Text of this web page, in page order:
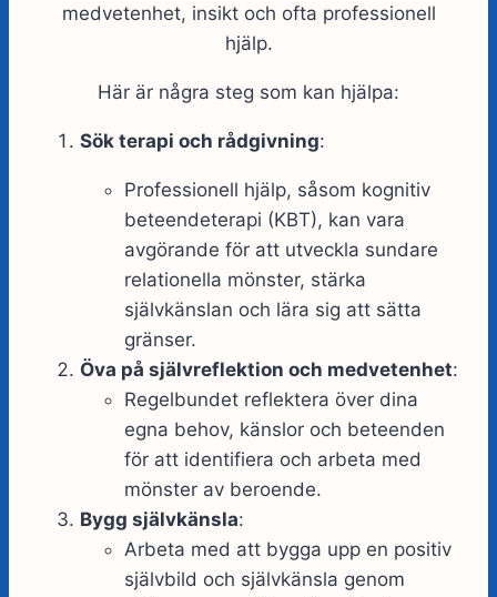
medvetenhet, insikt och ofta professionell
hjälp.
Här är några steg som kan hjälpa:
Sök terapi och rådgivning:
Professionell hjälp, såsom kognitiv
beteendeterapi (KBT), kan vara
avgörande för att utveckla sundare
relationella mönster, stärka
självkänslan och lära sig att sätta
gränser.
Öva på självreflektion och medvetenhet:
Regelbundet reflektera över dina
egna behov, känslor och beteenden
för att identifiera och arbeta med
mönster av beroende.
Bygg självkänsla:
Arbeta med att bygga upp en positiv
självbild och självkänsla genom